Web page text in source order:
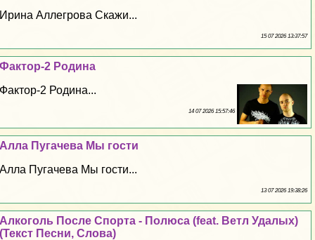
Ирина Аллегрова Скажи...
15 07 2026 13:37:57
Фактор-2 Родина
Фактор-2 Родина...
14 07 2026 15:57:46
Алла Пугачева Мы гости
Алла Пугачева Мы гости...
13 07 2026 19:38:26
Алкоголь После Спорта - Полюса (feat. Ветл Удалых)
(Текст Песни, Слова)